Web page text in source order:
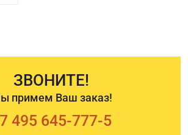
ЗВОНИТЕ!
примем Ваш заказ!
495 645-777-5